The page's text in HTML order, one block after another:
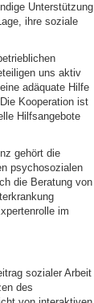
Unterstützung
ihre soziale
uns aktiv
adäquate Hilfe
Kooperation ist
Hilfsangebote
gehört die
psychosozialen
die Beratung von
im
sozialer Arbeit
des